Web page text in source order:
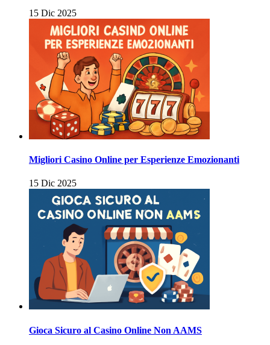
15 Dic 2025
Migliori Casino Online per Esperienze Emozionanti
15 Dic 2025
Gioca Sicuro al Casino Online Non AAMS